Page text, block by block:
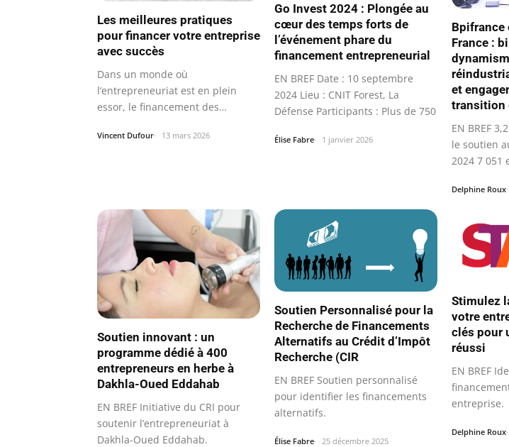
Les meilleures pratiques
pour financer votre entreprise
avec succès
Dans un monde où
l’entrepreneuriat est en plein
essor, le financement des
Vincent Dufour 13 mars 2026
Go Invest 2024 : Plongée au
cœur des temps forts de
l’événement phare du
financement entrepreneurial
EN BREF Date : 10 septembre
2024 Lieu : CNIT Forest, La
Défense Participants : Plus de 750
Élise Fabre 1 janvier 2026
Bpifrance
France :
et
transition
EN BREF
le soutien
2024 7 051
Delphine Roux
Soutien innovant : un
programme dédié à 400
entrepreneurs en herbe à
Dakhla-Oued Eddahab
EN BREF Initiative du CRI pour
soutenir l’entrepreneuriat à
Dakhla-Oued Eddahab.
Soutien Personnalisé pour la
Recherche de Financements
Alternatifs au Crédit d’Impôt
Recherche (CIR
EN BREF Soutien personnalisé
pour identifier les financements
alternatifs.
Élise Fabre 25 décembre 2025
Stimulez
votre
clés pour
réussi
EN BREF
entreprise.
Delphine Roux